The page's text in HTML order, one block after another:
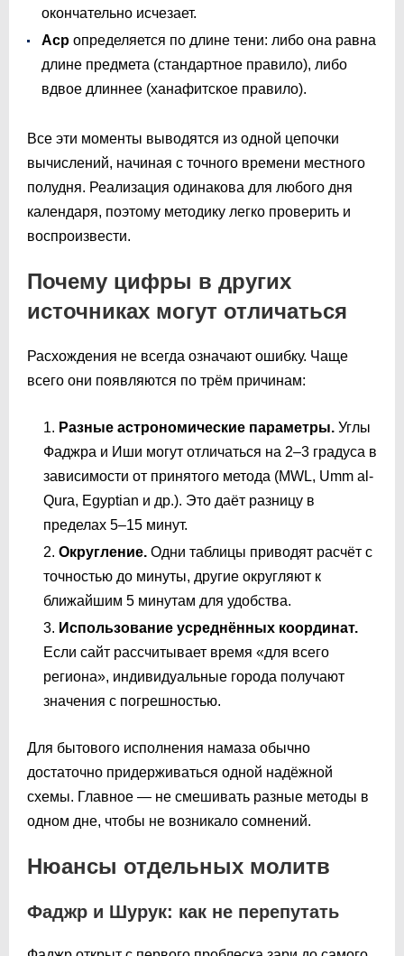
окончательно исчезает.
Аср определяется по длине тени: либо она равна
длине предмета (стандартное правило), либо
вдвое длиннее (ханафитское правило).
Все эти моменты выводятся из одной цепочки
вычислений, начиная с точного времени местного
полудня. Реализация одинакова для любого дня
календаря, поэтому методику легко проверить и
воспроизвести.
Почему цифры в других
источниках могут отличаться
Расхождения не всегда означают ошибку. Чаще
всего они появляются по трём причинам:
Разные астрономические параметры. Углы
Фаджра и Иши могут отличаться на 2–3 градуса в
зависимости от принятого метода (MWL, Umm al-
Qura, Egyptian и др.). Это даёт разницу в
пределах 5–15 минут.
Округление. Одни таблицы приводят расчёт с
точностью до минуты, другие округляют к
ближайшим 5 минутам для удобства.
Использование усреднённых координат.
Если сайт рассчитывает время «для всего
региона», индивидуальные города получают
значения с погрешностью.
Для бытового исполнения намаза обычно
достаточно придерживаться одной надёжной
схемы. Главное — не смешивать разные методы в
одном дне, чтобы не возникало сомнений.
Нюансы отдельных молитв
Фаджр и Шурук: как не перепутать